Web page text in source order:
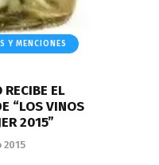
Y MENCIONES
RECIBE EL
“LOS VINOS
2015”